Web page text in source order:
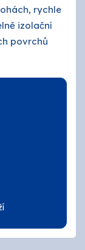
rychle
izolační
povrchů